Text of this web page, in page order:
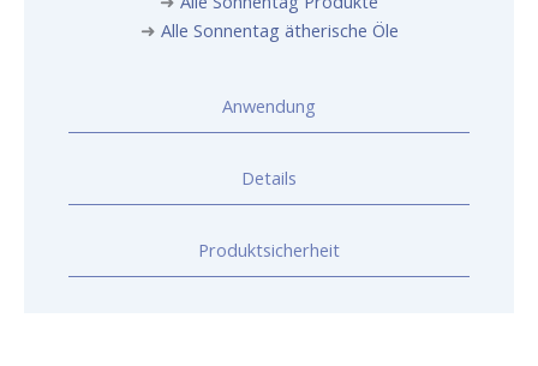
➜ Alle Sonnentag ätherische Öle
Anwendung
Details
Produktsicherheit